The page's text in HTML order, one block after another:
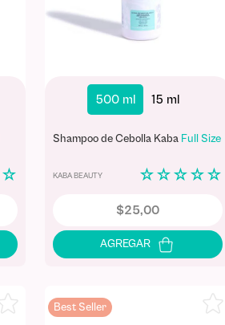
☆
500 ml 15 ml
Shampoo de Cebolla Kaba Full Size
KABA BEAUTY ☆ ☆ ☆ ☆ ☆
$25,00
Best Seller